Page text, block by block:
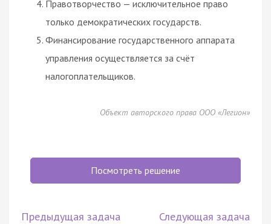
Правотворчество — исключительное право
только демократических государств.
Финансирование государственного аппарата
управления осуществляется за счёт
налогоплательщиков.
Объект авторского права ООО «Легион»
Посмотреть решение
Предыдущая задача Следующая задача